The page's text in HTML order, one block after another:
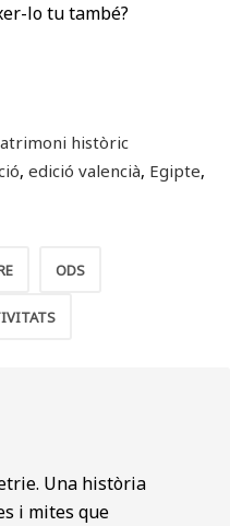
lo tu també?
històric
, edició valencià, Egipte,
ODS
Una història
i mites que